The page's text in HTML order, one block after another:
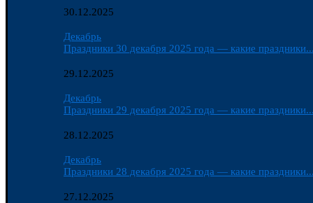
30.12.2025
Декабрь
Праздники 30 декабря 2025 года — какие праздники...
29.12.2025
Декабрь
Праздники 29 декабря 2025 года — какие праздники...
28.12.2025
Декабрь
Праздники 28 декабря 2025 года — какие праздники...
27.12.2025